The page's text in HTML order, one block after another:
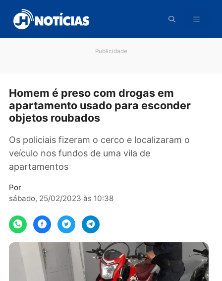
para
conteúdo
Homem é preso com drogas em
apartamento usado para esconder
Os policiais fizeram o cerco e localizaram o
veículo nos fundos de uma vila de
apartamentos
sábado, 25/02/2023 às 10:38